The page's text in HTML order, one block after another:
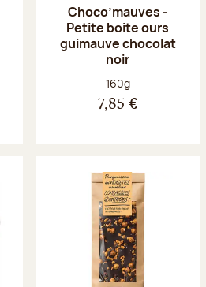
Choco’mauves -
Petite boite ours
guimauve chocolat
noir
Poids net :
160g
7,85 €